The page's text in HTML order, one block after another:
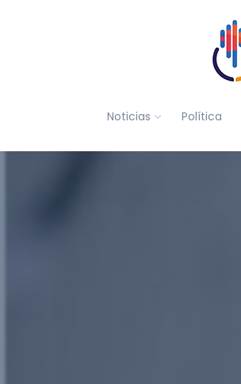
Noticias Política